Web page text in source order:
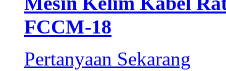
FCCM-18
Pertanyaan Sekarang